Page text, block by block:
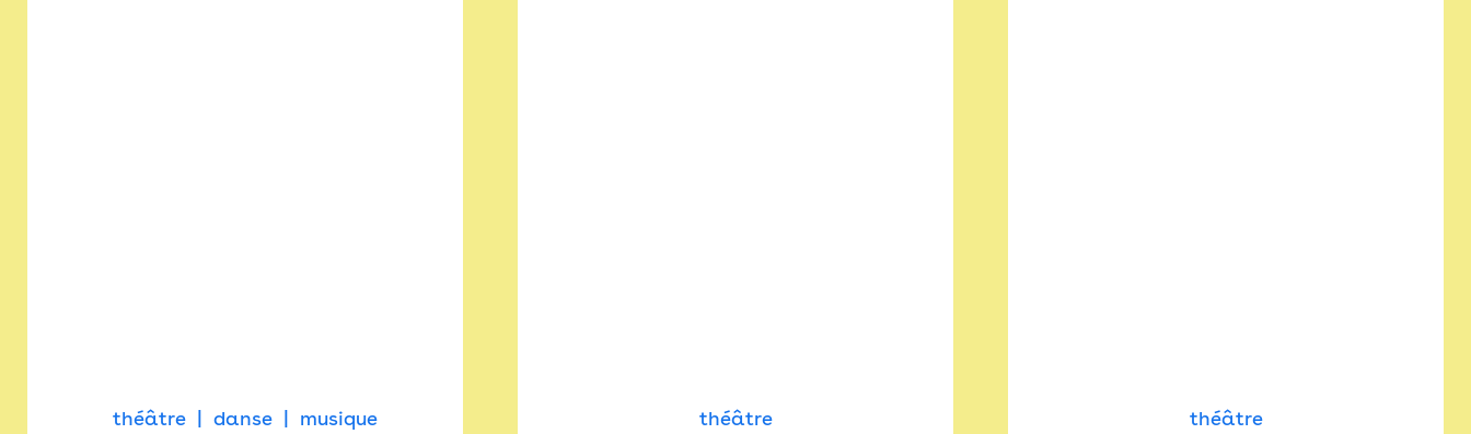
théâtre danse musique théâtre théâtre